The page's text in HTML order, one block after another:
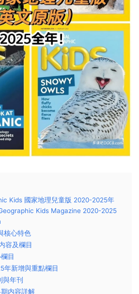
Kids 國家地理兒童版 2020-2025年
Kids Magazine 2020-2025
核心特色
容及欄目
目
年新增與重點欄目
與年刊
内容詳解